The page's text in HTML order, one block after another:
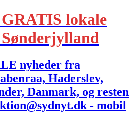
lokale
nyheder fra
Haderslev,
Danmark, og resten
- mobil